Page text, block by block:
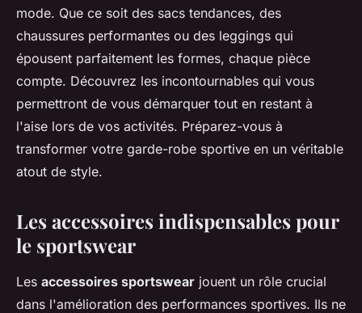
mode. Que ce soit des sacs tendances, des
chaussures performantes ou des leggings qui
épousent parfaitement les formes, chaque pièce
compte. Découvrez les incontournables qui vous
permettront de vous démarquer tout en restant à
l'aise lors de vos activités. Préparez-vous à
transformer votre garde-robe sportive en un véritable
atout de style.
Les accessoires indispensables pour
le sportswear
Les accessoires sportswear jouent un rôle crucial
dans l'amélioration des performances sportives. Ils ne